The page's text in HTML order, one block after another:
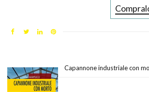
Capannone industriale con